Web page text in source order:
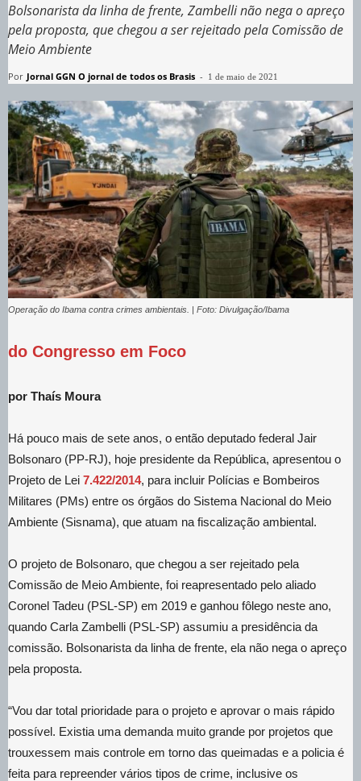
Bolsonarista da linha de frente, Zambelli não nega o apreço
pela proposta, que chegou a ser rejeitado pela Comissão de
Meio Ambiente
Por Jornal GGN O jornal de todos os Brasis - 1 de maio de 2021
Operação do Ibama contra crimes ambientais. | Foto: Divulgação/Ibama
do Congresso em Foco
por Thaís Moura
Há pouco mais de sete anos, o então deputado federal Jair
Bolsonaro (PP-RJ), hoje presidente da República, apresentou o
Projeto de Lei 7.422/2014, para incluir Polícias e Bombeiros
Militares (PMs) entre os órgãos do Sistema Nacional do Meio
Ambiente (Sisnama), que atuam na fiscalização ambiental.
O projeto de Bolsonaro, que chegou a ser rejeitado pela
Comissão de Meio Ambiente, foi reapresentado pelo aliado
Coronel Tadeu (PSL-SP) em 2019 e ganhou fôlego neste ano,
quando Carla Zambelli (PSL-SP) assumiu a presidência da
comissão. Bolsonarista da linha de frente, ela não nega o apreço
pela proposta.
“Vou dar total prioridade para o projeto e aprovar o mais rápido
possível. Existia uma demanda muito grande por projetos que
trouxessem mais controle em torno das queimadas e a policia é
feita para repreender vários tipos de crime, inclusive os